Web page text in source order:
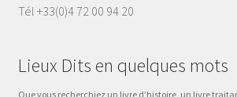
Tél +33(0)4 72 00 94 20
Lieux Dits en quelques mots
Que vous recherchiez un livre d’histoire, un livre